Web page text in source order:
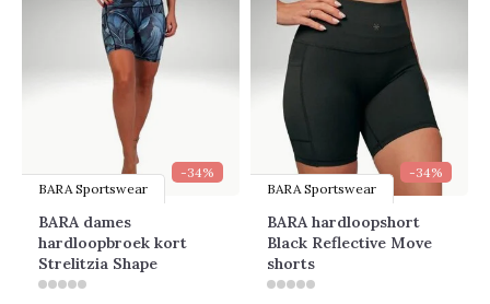
-34%
BARA Sportswear
BARA dames
hardloopbroek kort
Strelitzia Shape
-34%
BARA Sportswear
BARA hardloopshort
Black Reflective Move
shorts